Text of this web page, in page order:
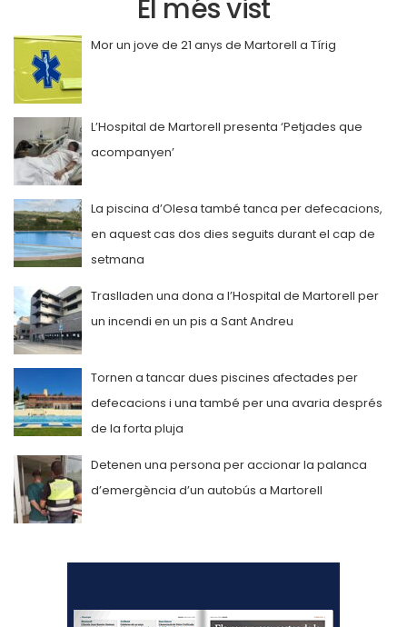
El més vist
Mor un jove de 21 anys de Martorell a Tírig
L’Hospital de Martorell presenta ‘Petjades que
acompanyen’
La piscina d’Olesa també tanca per defecacions,
en aquest cas dos dies seguits durant el cap de
setmana
Traslladen una dona a l’Hospital de Martorell per
un incendi en un pis a Sant Andreu
Tornen a tancar dues piscines afectades per
defecacions i una també per una avaria després
de la forta pluja
Detenen una persona per accionar la palanca
d’emergència d’un autobús a Martorell